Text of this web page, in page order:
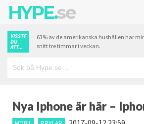
HYPE.se
VISSTE
DU
ATT...
63% av de amerikanska hushållen har
snitt tre timmar i veckan.
Nya Iphone är här –